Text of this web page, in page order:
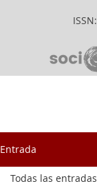
ISSN:
Entrada
Todas las entradas